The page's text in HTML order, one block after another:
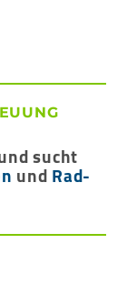
sucht
undRad-